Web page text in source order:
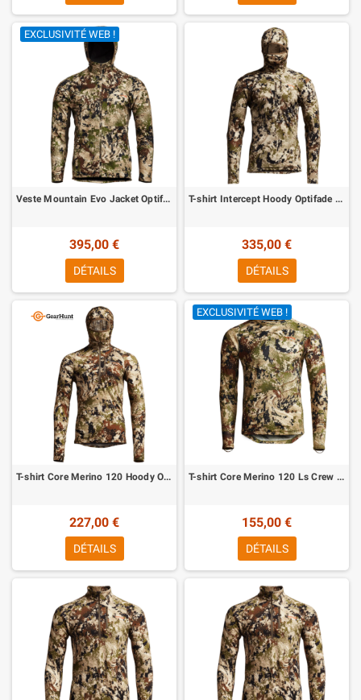
EXCLUSIVITÉ WEB !
Veste Mountain Evo Jacket Optifade Subalpine Sitka
395,00 €
DÉTAILS
T-shirt Intercept Hoody Optifade Subalpine Sitka
335,00 €
DÉTAILS
T-shirt Core Merino 120 Hoody Optifade Subalpine Sitka
227,00 €
DÉTAILS
EXCLUSIVITÉ WEB !
T-shirt Core Merino 120 Ls Crew Optifade Subalpine Sitka
155,00 €
DÉTAILS